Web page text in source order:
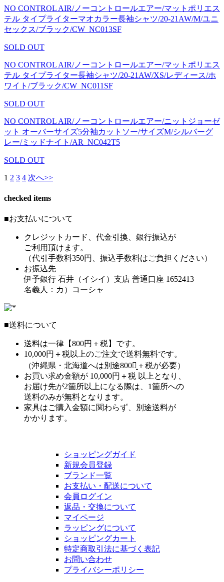
NO CONTROL AIR/ノーコントロールエアー/マットポリエス
テル タイプライターマオカラー長袖シャツ/20-21AW/M/ユニ
セックス/ブラック/CW_NC013SF
SOLD OUT
NO CONTROL AIR/ノーコントロールエアー/マットポリエス
テル タイプライター長袖シャツ/20-21AW/XS/レディース/ホ
ワイト/ブラック/CW_NC011SF
SOLD OUT
NO CONTROL AIR/ノーコントロールエアー/ニットジョーゼ
ット オーバーサイズ5分袖カットソー/サイズM/シルバーグ
レー/ミッドナイト/AR_NC042T5
SOLD OUT
1 2 3 4 次へ>>
checked items
■お支払いについて
クレジットカード、代金引換、銀行振込が
ご利用頂けます。
（代引手数料350円、振込手数料はご負担ください）
お振込先
伊予銀行 石井（イシイ）支店 普通口座 1652413
名義人：カ）コーシャ
■送料について
送料は一律【800円＋税】です。
10,000円＋税以上のご注文で送料無料です。
（沖縄県・北海道へは別途800円̟＋税が必要）
お買い求め金額が 10,000円＋税 以上となり、
お届け先が2箇所以上になる際は、1箇所への
送料のみが無料となります。
家具はご購入金額に関わらず、別途送料が
かかります。
ショッピングガイド
新規会員登録
ブランド一覧
お支払い・配送について
会員ログイン
返品・交換について
マイページ
ラッピングについて
ショッピングカート
特定商取引法に基づく表記
お問い合わせ
プライバシーポリシー